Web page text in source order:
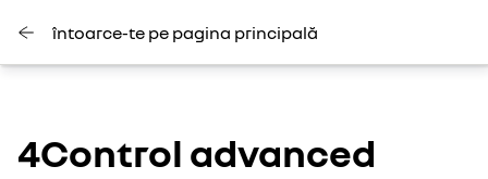
întoarce-te pe pagina principală
4Control advanced